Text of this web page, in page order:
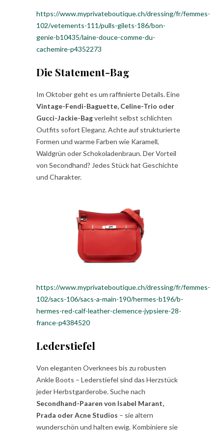
https://www.myprivateboutique.ch/dressing/fr/femmes-
102/vetements-111/pulls-gilets-186/bon-
genie-b10435/laine-douce-comme-du-
cachemire-p4352273
Die Statement-Bag
Im Oktober geht es um raffinierte Details. Eine
Vintage-Fendi-Baguette, Celine-Trio oder
Gucci-Jackie-Bagverleiht selbst schlichten
Outfits sofort Eleganz. Achte auf strukturierte
Formen und warme Farben wie Karamell,
Waldgrün oder Schokoladenbraun. Der Vorteil
von Secondhand? Jedes Stück hat Geschichte
und Charakter.
https://www.myprivateboutique.ch/dressing/fr/femmes-
102/sacs-106/sacs-a-main-190/hermes-b196/b-
hermes-red-calf-leather-clemence-jypsiere-28-
france-p4384520
Lederstiefel
Von eleganten Overknees bis zu robusten
Ankle Boots – Lederstiefel sind das Herzstück
jeder Herbstgarderobe. Suche nach
Secondhand-Paaren von Isabel Marant,
Prada oder Acne Studios – sie altern
wunderschön und halten ewig. Kombiniere sie